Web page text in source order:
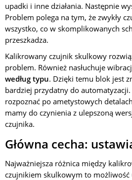
upadki i inne działania. Następnie
Problem polega na tym, że zwykły
wszystko, co w skomplikowanych
przeszkadza.
Kalikrowany czujnik skulkowy
problem. Również nasłuchuje
według typu. Dzięki temu blok jest
bardziej przydatny do
rozpoznać po ametystowych
mamy do czynienia z ulepszoną
czujnika.
Główna cecha:
Najważniejsza różnica między
czujnikiem skulkowym to możliwość